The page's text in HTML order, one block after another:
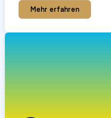
Mehr erfahren